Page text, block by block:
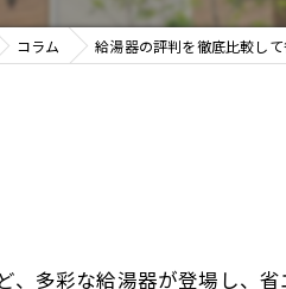
コラム 給湯器の評判を徹底比較し
多彩な給湯器が登場し、省